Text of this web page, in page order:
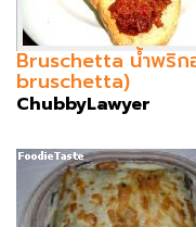
Bruschetta น้ำพริ
bruschetta)
ChubbyLawyer